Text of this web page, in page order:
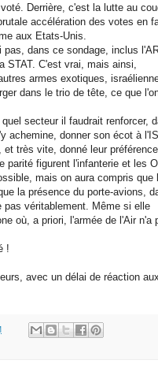
Derrière, c'est la lutte au
accélération des votes en
aux Etats-Unis.
dans ce sondage, inclus
STAT. C'est vrai, mais ainsi,
armes exotiques,
dans le trio de tête, ce que
secteur il faudrait renforcer,
achemine, donner son écot à
très vite, donné leur
parité figurent l'infanterie et les
mais on aura compris que
la présence du porte-avions,
pas véritablement. Même si elle
où, a priori, l'armée de l'Air n'a
!
avec un délai de réaction